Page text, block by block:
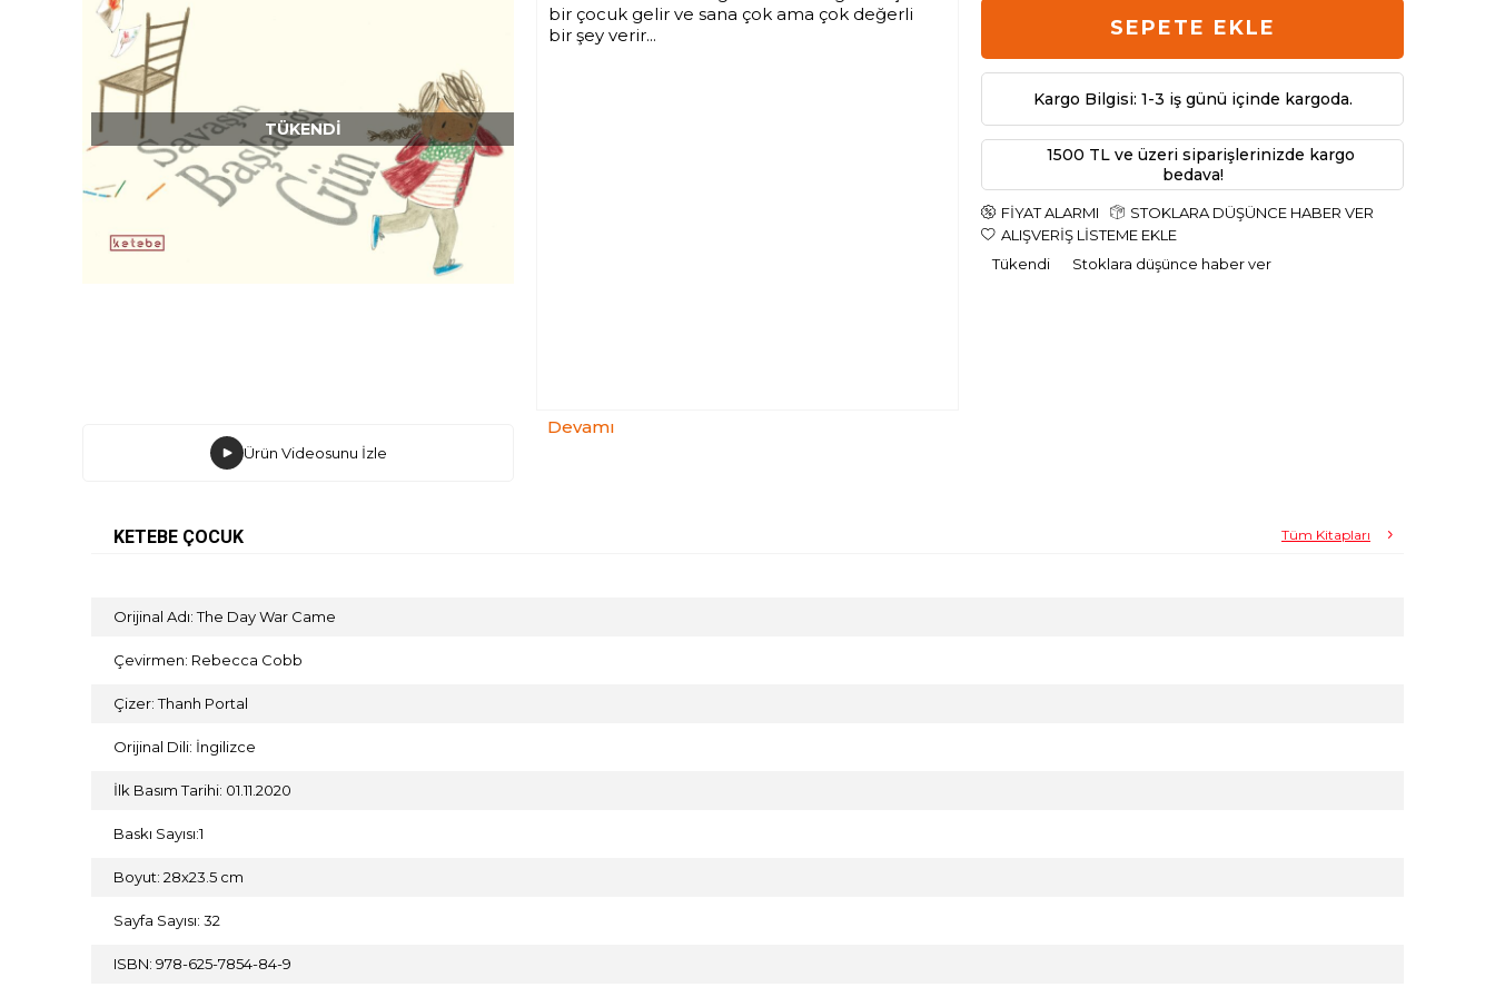
TÜKENDI
Ürün Videosunu İzle
bir çocuk gelir ve sana çok ama çok değerli
bir şey verir...
Devamı
SEPETE EKLE
Kargo Bilgisi: 1-3 iş günü içinde kargoda.
1500 TL ve üzeri siparişlerinizde kargo
bedava!
FIYAT ALARMI
STOKLARA DÜŞÜNCE HABER VER
ALIŞVERIŞ LISTEME EKLE
Tükendi
Stoklara düşünce haber ver
KETEBE ÇOCUK Tüm Kitapları
Orijinal Adı: The Day War Came
Çevirmen: Rebecca Cobb
Çizer: Thanh Portal
Orijinal Dili: İngilizce
İlk Basım Tarihi: 01.11.2020
Baskı Sayısı:1
Boyut: 28x23.5 cm
Sayfa Sayısı: 32
ISBN: 978-625-7854-84-9